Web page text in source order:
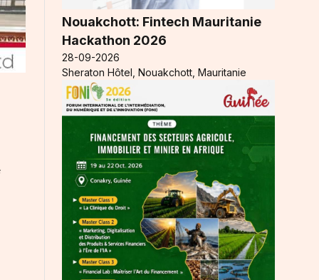
Nouakchott: Fintech Mauritanie
Hackathon 2026
28-09-2026
Sheraton Hôtel, Nouakchott, Mauritanie